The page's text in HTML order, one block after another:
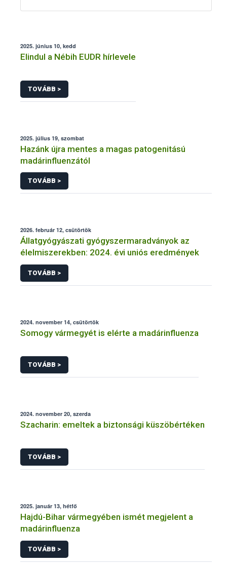
2025. június 10, kedd
Elindul a Nébih EUDR hírlevele
TOVÁBB >
2025. július 19, szombat
Hazánk újra mentes a magas patogenitású
madárinfluenzától
TOVÁBB >
2026. február 12, csütörtök
Állatgyógyászati gyógyszermaradványok az
élelmiszerekben: 2024. évi uniós eredmények
TOVÁBB >
2024. november 14, csütörtök
Somogy vármegyét is elérte a madárinfluenza
TOVÁBB >
2024. november 20, szerda
Szacharin: emeltek a biztonsági küszöbértéken
TOVÁBB >
2025. január 13, hétfő
Hajdú-Bihar vármegyében ismét megjelent a
madárinfluenza
TOVÁBB >